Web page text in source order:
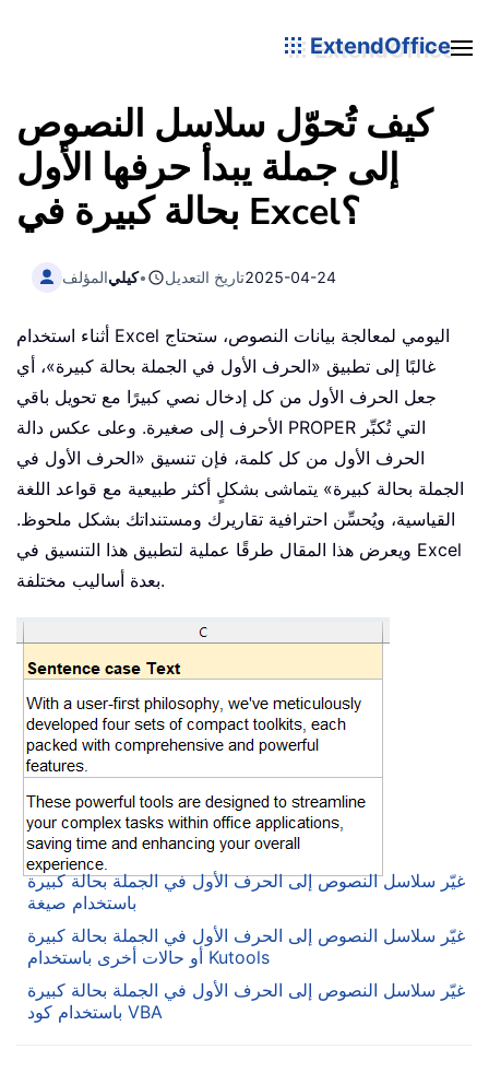
ExtendOffice
كيف تُحوّل سلاسل النصوص
إلى جملة يبدأ حرفها الأول
بحالة كبيرة في Excel؟
المؤلفكيلي• تاريخ التعديل2025-04-24
أثناء استخدام Excel اليومي لمعالجة بيانات النصوص، ستحتاج
غالبًا إلى تطبيق «الحرف الأول في الجملة بحالة كبيرة»، أي
جعل الحرف الأول من كل إدخال نصي كبيرًا مع تحويل باقي
الأحرف إلى صغيرة. وعلى عكس دالة PROPER التي تُكبِّر
الحرف الأول من كل كلمة، فإن تنسيق «الحرف الأول في
الجملة بحالة كبيرة» يتماشى بشكلٍ أكثر طبيعية مع قواعد اللغة
القياسية، ويُحسِّن احترافية تقاريرك ومستنداتك بشكل ملحوظ.
ويعرض هذا المقال طرقًا عملية لتطبيق هذا التنسيق في Excel
بعدة أساليب مختلفة.
غيّر سلاسل النصوص إلى الحرف الأول في الجملة بحالة كبيرة
باستخدام صيغة
غيّر سلاسل النصوص إلى الحرف الأول في الجملة بحالة كبيرة
أو حالات أخرى باستخدام Kutools
غيّر سلاسل النصوص إلى الحرف الأول في الجملة بحالة كبيرة
باستخدام كود VBA